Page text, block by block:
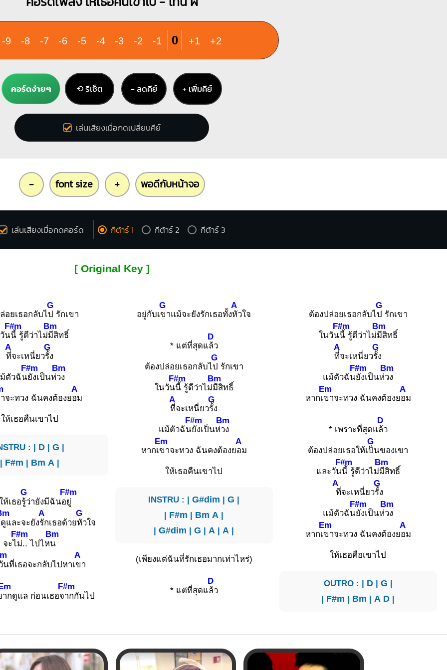
-9 -8 -7 -6 -5 -4 -3 -2 -1 0 +1 +2
คอร์ดง่ายๆ ⟲ รีเซ็ต − ลดคีย์ + เพิ่มคีย์
เล่นเสียงเมื่อกดเปลี่ยนคีย์
- font size + พอดีกับหน้าจอ
เล่นเสียงเมื่อกดคอร์ด กีต้าร์ 1 กีต้าร์ 2 กีต้าร์ 3
[ Original Key ]
อยเธอกลับไ
G
ป รักเขา
น
F#m
นี้ รู้ดีว่าไม่
Bm
มีสิทธิ์
A
ที่จะเหนี่ยว
G
รั้ง
ตัวฉัน
F#m
ยังเป็นห่
Bm
วง
จะทวง ฉันคงต้องย
A
อม
ให้เธอคืนเขาไป
: | D |G |
| F#m | Bm A |
ห้เธอ
G
รู้ว่ายังมีฉันอ
F#m
ยู่
ดูและจะยัง
A
รักเธอด้วย
G
หัวใจ
จะไ
F#m
ม่.. ไปไห
Bm
น
นที่เธอจะกลับไปหาเ
A
ขา
ากดูแล ก่อนเธอจ
F#m
ากกันไป
อยู่กับเ
G
ขาแม้จะยังรักเธอทั้ง
A
หัวใจ
* แต่ที่สุดแ
D
ล้ว
ต้องปล่อยเธอกลับไ
G
ป รักเขา
ในวัน
F#m
นี้ รู้ดีว่าไม่
Bm
มีสิทธิ์
A
ที่จะเหนี่ยว
G
รั้ง
แม้ตัวฉัน
F#m
ยังเป็นห่
Bm
วง
หากเ
Em
ขาจะทวง ฉันคงต้องย
A
อม
ให้เธอคืนเขาไป
INSTRU : |G#dim |G |
| F#m | Bm A |
|G#dim |G | A | A |
(เพียงแต่ฉันที่รักเธอมากเท่าไหร่)
* แต่ที่สุดแ
D
ล้ว
ต้องปล่อยเธอกลับไ
G
ป รักเขา
ในวัน
F#m
นี้ รู้ดีว่าไม่
Bm
มีสิทธิ์
A
ที่จะเหนี่ยว
G
รั้ง
แม้ตัวฉัน
F#m
ยังเป็นห่
Bm
วง
หากเ
Em
ขาจะทวง ฉันคงต้องย
A
อม
* เพราะที่สุดแ
D
ล้ว
ต้องปล่อยเธอให้เ
G
ป็นของเขา
และวัน
F#m
นี้ รู้ดีว่าไม่
Bm
มีสิทธิ์
A
ที่จะเหนี่ยว
G
รั้ง
แม้ตัวฉัน
F#m
ยังเป็นห่
Bm
วง
หากเ
Em
ขาจะทวง ฉันคงต้องย
A
อม
ให้เธอคือเขาไป
OUTRO : | D| G |
| F#m | Bm | A D |